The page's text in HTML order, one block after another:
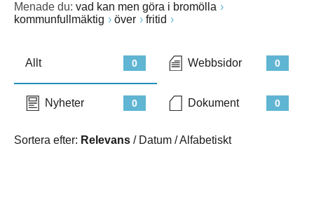
Menade du: vad kan men göra i bromölla
kommunfullmäktig
över fritid
0
Allt 0
Webbsidor
0
Nyheter 0
Dokument
Sortera efter: Relevans / Datum /Alfabetiskt